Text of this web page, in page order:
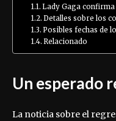
Lady Gaga
Detalles sobre los
Posibles fechas de
Relacionado
Un esperado
La noticia sobre el